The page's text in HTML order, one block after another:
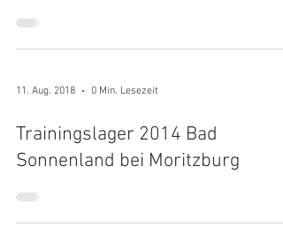
11. Aug. 2018 0 Min. Lesezeit
Trainingslager 2014 Bad
Sonnenland bei Moritzburg